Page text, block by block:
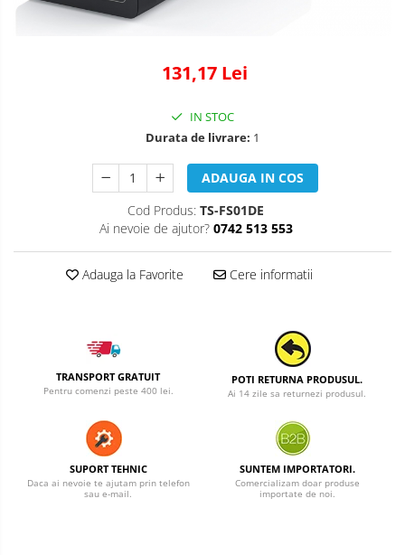
131,17 Lei
IN STOC
Durata de livrare: 1
ADAUGA IN COS
Cod Produs: TS-FS01DE
Ai nevoie de ajutor? 0742 513 553
Adauga la Favorite Cere informatii
TRANSPORT GRATUIT
Pentru comenzi peste 400 lei.
POTI RETURNA PRODUSUL.
Ai 14 zile sa returnezi produsul.
SUPORT TEHNIC
Daca ai nevoie te ajutam prin telefon
sau e-mail.
SUNTEM IMPORTATORI.
Comercializam doar produse
importate de noi.